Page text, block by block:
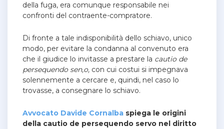
della fuga, era comunque responsabile nei
confronti del contraente-compratore.
Di fronte a tale indisponibilità dello schiavo, unico
modo, per evitare la condanna al convenuto era
che il giudice lo invitasse a prestare la cautio de
persequendo sen,o, con cui costui si impegnava
solennemente a cercare e, quindi, nel caso lo
trovasse, a consegnare lo schiavo.
Avvocato Davide Cornalba spiega le origini
della cautio de persequendo servo nel diritto